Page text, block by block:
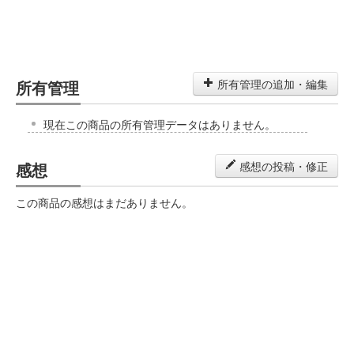
所有管理 所有管理の追加・編集
現在この商品の所有管理データはありません。
感想 感想の投稿・修正
この商品の感想はまだありません。